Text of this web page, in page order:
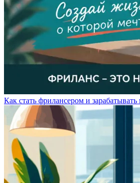
Как стать фрилансером и зарабатывать